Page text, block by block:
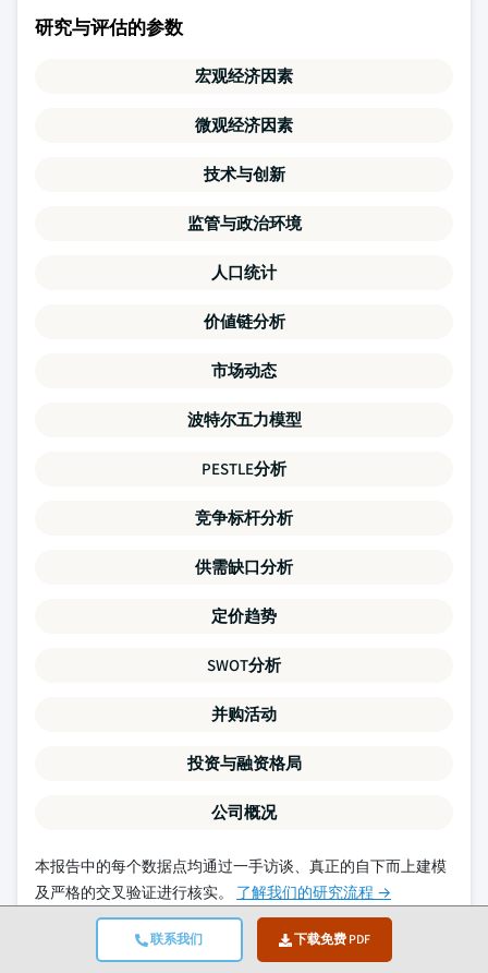
联系我们 下载免费 PDF
研究与评估的参数
宏观经济因素
微观经济因素
技术与创新
监管与政治环境
人口统计
价値链分析
市场动态
波特尔五力模型
PESTLE分析
竞争标杆分析
供需缺口分析
定价趋势
SWOT分析
并购活动
投资与融资格局
公司概况
本报告中的每个数据点均通过一手访谈、真正的自下而上建模
及严格的交叉验证进行核实。 了解我们的研究流程 →